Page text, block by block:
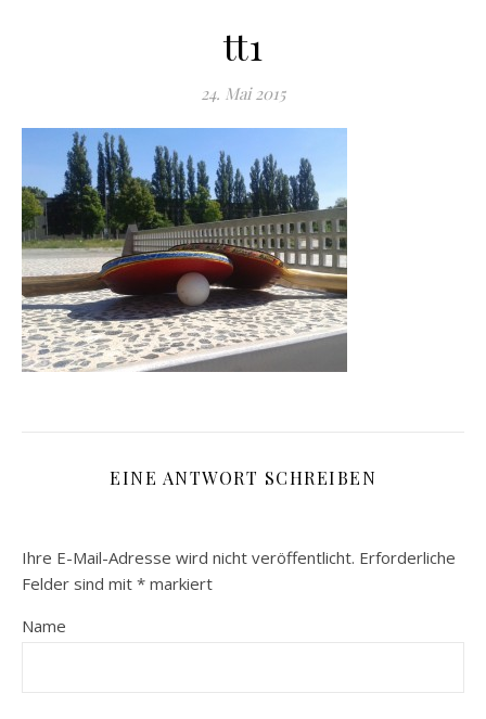
tt1
24. Mai 2015
EINE ANTWORT SCHREIBEN
Ihre E-Mail-Adresse wird nicht veröffentlicht. Erforderliche
Felder sind mit * markiert
Name